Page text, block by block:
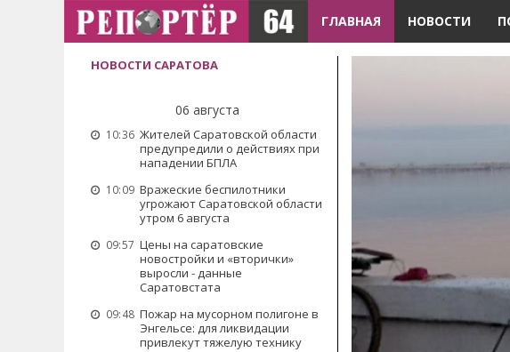
ГЛАВНАЯ НОВОСТИ
НОВОСТИ САРАТОВА
06 августа
10:36 Жителей Саратовской области
предупредили о действиях при
нападении БПЛА
10:09 Вражеские беспилотники
угрожают Саратовской области
утром 6 августа
09:57 Цены на саратовские
новостройки и «вторички»
выросли - данные
Саратовстата
09:48 Пожар на мусорном полигоне в
Энгельсе: для ликвидации
привлекут тяжелую технику